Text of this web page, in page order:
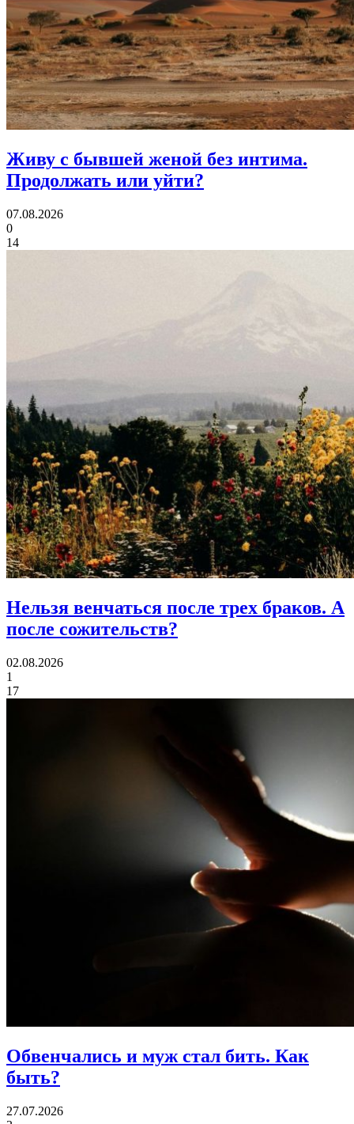
Живу с бывшей женой без интима.
Продолжать или уйти?
07.08.2026
0
14
Нельзя венчаться после трех браков. А
после сожительств?
02.08.2026
1
17
Обвенчались и муж стал бить. Как
быть?
27.07.2026